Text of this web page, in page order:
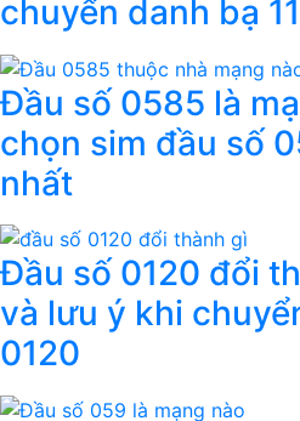
chuyển danh bạ
Đầu số 0585 là
chọn sim đầu số
nhất
Đầu số 0120 đổi
và lưu ý khi
0120